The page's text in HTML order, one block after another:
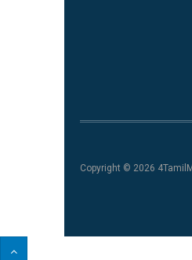
Copyright © 2026